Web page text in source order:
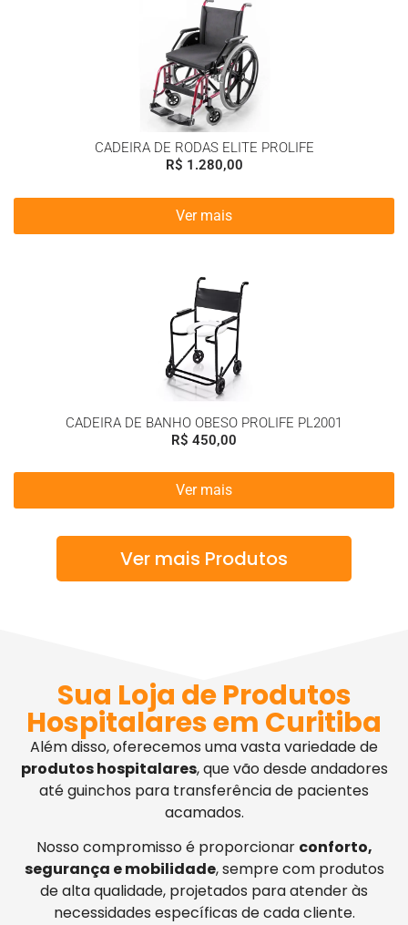
CADEIRA DE RODAS ELITE PROLIFE
R$ 1.280,00
Ver mais
CADEIRA DE BANHO OBESO PROLIFE PL2001
R$ 450,00
Ver mais
Ver mais Produtos
Sua Loja de Produtos
Hospitalares em Curitiba
Além disso, oferecemos uma vasta variedade de
produtos hospitalares, que vão desde andadores
até guinchos para transferência de pacientes
acamados.
Nosso compromisso é proporcionar conforto,
segurança e mobilidade, sempre com produtos
de alta qualidade, projetados para atender às
necessidades específicas de cada cliente.